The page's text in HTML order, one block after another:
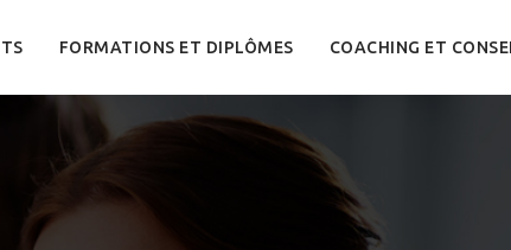
FORMATIONS ET DIPLÔMES COACHING ET